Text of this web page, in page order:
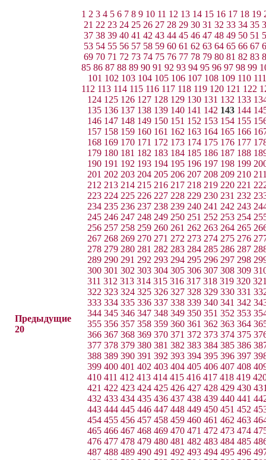
Предыдущие
20
1 2 3 4 5 6 7 8 9 10 11 12 13 14 15 16 17 18 19
21 22 23 24 25 26 27 28 29 30 31 32 33 34 35
37 38 39 40 41 42 43 44 45 46 47 48 49 50 51
53 54 55 56 57 58 59 60 61 62 63 64 65 66 67
69 70 71 72 73 74 75 76 77 78 79 80 81 82 83
85 86 87 88 89 90 91 92 93 94 95 96 97 98 99
101 102 103 104 105 106 107 108 109 110 111
112 113 114 115 116 117 118 119 120 121 122
124 125 126 127 128 129 130 131 132 133
135 136 137 138 139 140 141 142 143 144
146 147 148 149 150 151 152 153 154 155
157 158 159 160 161 162 163 164 165 166
168 169 170 171 172 173 174 175 176 177
179 180 181 182 183 184 185 186 187 188
190 191 192 193 194 195 196 197 198 199
201 202 203 204 205 206 207 208 209 210
212 213 214 215 216 217 218 219 220 221
223 224 225 226 227 228 229 230 231 232
234 235 236 237 238 239 240 241 242 243
245 246 247 248 249 250 251 252 253 254
256 257 258 259 260 261 262 263 264 265
267 268 269 270 271 272 273 274 275 276
278 279 280 281 282 283 284 285 286 287
289 290 291 292 293 294 295 296 297 298
300 301 302 303 304 305 306 307 308 309
311 312 313 314 315 316 317 318 319 320
322 323 324 325 326 327 328 329 330 331
333 334 335 336 337 338 339 340 341 342
344 345 346 347 348 349 350 351 352 353
355 356 357 358 359 360 361 362 363 364
366 367 368 369 370 371 372 373 374 375
377 378 379 380 381 382 383 384 385 386
388 389 390 391 392 393 394 395 396 397
399 400 401 402 403 404 405 406 407 408
410 411 412 413 414 415 416 417 418 419
421 422 423 424 425 426 427 428 429 430
432 433 434 435 436 437 438 439 440 441
443 444 445 446 447 448 449 450 451 452
454 455 456 457 458 459 460 461 462 463
465 466 467 468 469 470 471 472 473 474
476 477 478 479 480 481 482 483 484 485
487 488 489 490 491 492 493 494 495 496